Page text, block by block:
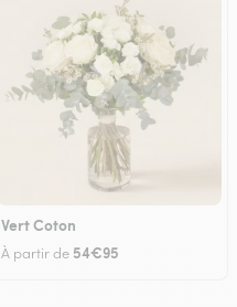
Vert Coton
À partir de 54€95